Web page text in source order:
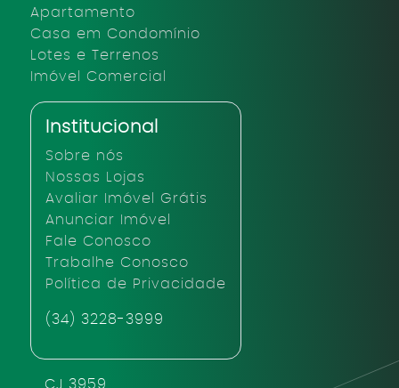
Apartamento
Casa em Condomínio
Lotes e Terrenos
Imóvel Comercial
Institucional
Sobre nós
Nossas Lojas
Avaliar Imóvel Grátis
Anunciar Imóvel
Fale Conosco
Trabalhe Conosco
Política de Privacidade
(34) 3228-3999
CJ 3959